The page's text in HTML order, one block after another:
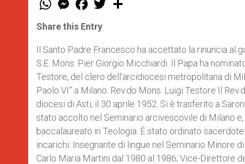
t
s
p
p
e
s
e
g
e
r
a
e
b
o
k
w
r
Share this Entry
Il Santo Padre Francesco ha accettato la rinuncia al
S.E. Mons. Pier Giorgio Micchiardi. Il Papa ha
Testore, del clero dell’arcidiocesi metropolitana di
Paolo VI” a Milano. Rev.do Mons. Luigi Testore Il
diocesi di Asti, il 30 aprile 1952. Si è trasferito a
stato accolto nel Seminario arcivescovile di Milano
baccalaureato in Teologia. È stato ordinato
incarichi: Insegnante di lingue nel Seminario Minore
Carlo Maria Martini dal 1980 al 1986; Vice-Direttore